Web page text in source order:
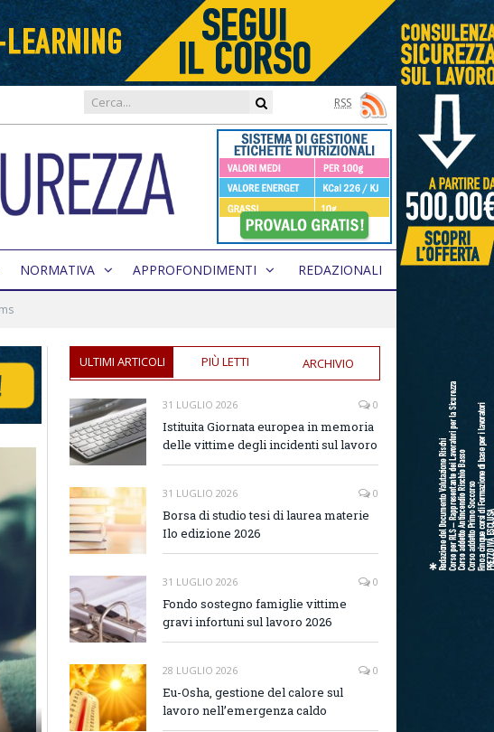
RSS
NORMATIVA APPROFONDIMENTI REDAZIONALI
ULTIMI ARTICOLI PIÙ LETTI ARCHIVIO
31 LUGLIO 2026 0
Istituita Giornata europea in memoria
delle vittime degli incidenti sul lavoro
31 LUGLIO 2026 0
Borsa di studio tesi di laurea materie
Ilo edizione 2026
31 LUGLIO 2026 0
Fondo sostegno famiglie vittime
gravi infortuni sul lavoro 2026
28 LUGLIO 2026 0
Eu-Osha, gestione del calore sul
lavoro nell’emergenza caldo